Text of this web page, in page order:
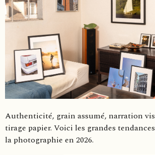
Authenticité, grain assumé, narration
tirage papier. Voici les grandes
la photographie en 2026.